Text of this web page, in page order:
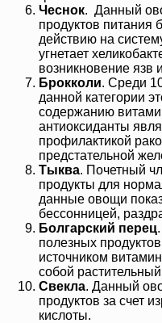
Чеснок. Данный
продуктов питания
действию на
угнетает
возникновение язв
Брокколи. Среди
данной категории
содержанию
антиоксиданты
профилактикой
предстательной
Тыква. Почетный
продукты для
данные овощи
бессонницей,
Болгарский перец
полезных
источником
собой
Свекла. Данный
продуктов за счет
кислоты.